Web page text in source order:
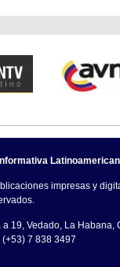
impresas y
19, Vedado, La Habana,
7 838 3497